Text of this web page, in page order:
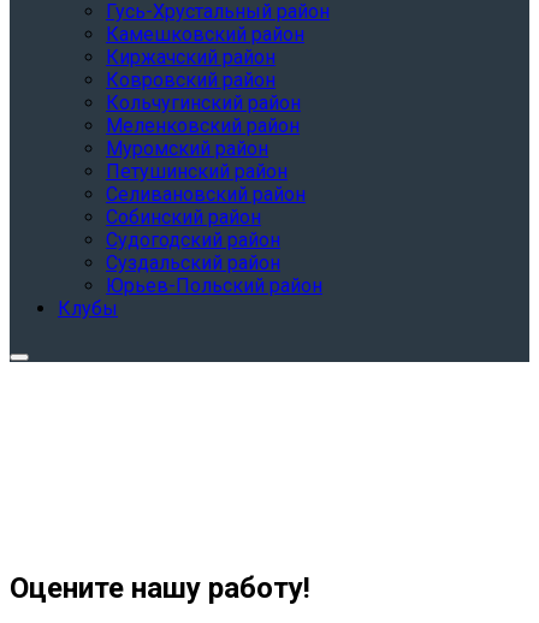
Гусь-Хрустальный район
Камешковский район
Киржачский район
Ковровский район
Кольчугинский район
Меленковский район
Муромский район
Петушинский район
Селивановский район
Собинский район
Судогодский район
Суздальский район
Юрьев-Польский район
Клубы
Оцените нашу работу!